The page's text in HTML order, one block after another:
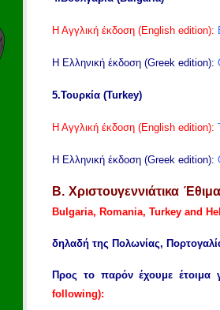
Η Αγγλική έκδοση (English edition):
Η Ελληνική έκδοση (Greek edition):
5.Τουρκία (Turkey)
Η Αγγλική έκδοση (English edition):
Η Ελληνική έκδοση (Greek edition):
B. Χριστουγεννιάτικα
Bulgaria, Romania, Turkey and
δηλαδή της Πολωνίας,
Προς το παρόν έχουμε έτοιμα
following):